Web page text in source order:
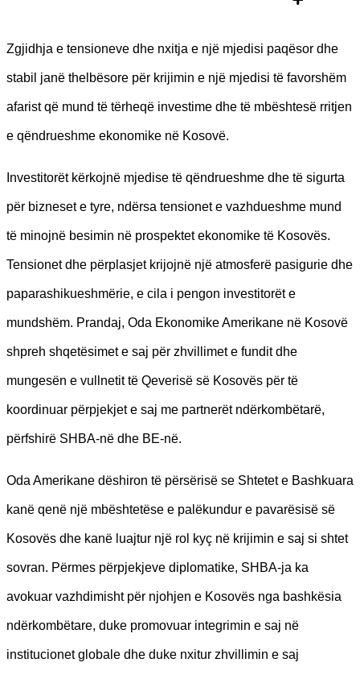
Zgjidhja e tensioneve dhe nxitja e një mjedisi paqësor dhe
stabil janë thelbësore për krijimin e një mjedisi të favorshëm
afarist që mund të tërheqë investime dhe të mbështesë rritjen
e qëndrueshme ekonomike në Kosovë.
Investitorët kërkojnë mjedise të qëndrueshme dhe të sigurta
për bizneset e tyre, ndërsa tensionet e vazhdueshme mund
të minojnë besimin në prospektet ekonomike të Kosovës.
Tensionet dhe përplasjet krijojnë një atmosferë pasigurie dhe
paparashikueshmërie, e cila i pengon investitorët e
mundshëm. Prandaj, Oda Ekonomike Amerikane në Kosovë
shpreh shqetësimet e saj për zhvillimet e fundit dhe
mungesën e vullnetit të Qeverisë së Kosovës për të
koordinuar përpjekjet e saj me partnerët ndërkombëtarë,
përfshirë SHBA-në dhe BE-në.
Oda Amerikane dëshiron të përsërisë se Shtetet e Bashkuara
kanë qenë një mbështetëse e palëkundur e pavarësisë së
Kosovës dhe kanë luajtur një rol kyç në krijimin e saj si shtet
sovran. Përmes përpjekjeve diplomatike, SHBA-ja ka
avokuar vazhdimisht për njohjen e Kosovës nga bashkësia
ndërkombëtare, duke promovuar integrimin e saj në
institucionet globale dhe duke nxitur zhvillimin e saj